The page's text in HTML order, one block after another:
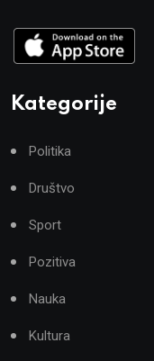
Kategorije
Politika
Društvo
Sport
Pozitiva
Nauka
Kultura